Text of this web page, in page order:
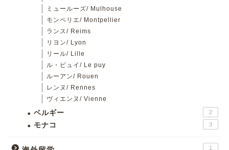
ミュールーズ/ Mulhouse
モンペリエ/ Montpellier
ランス/ Reims
リヨン/ Lyon
リール/ Lille
ル・ピュイ/ Le puy
ルーアン/ Rouen
レンヌ/ Rennes
ヴィエンヌ/ Vienne
ベルギー 2
モナコ 3
1